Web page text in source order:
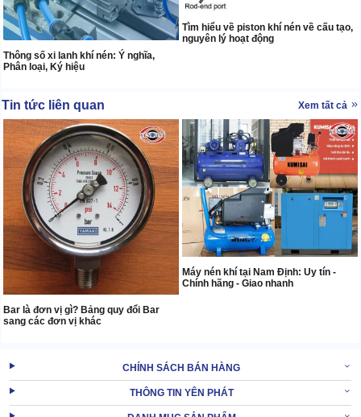
Thông số xi lanh khí nén: Ý nghĩa,
Phân loại, Ký hiệu
Tìm hiểu về piston khí nén về cấu tạo,
nguyên lý hoạt động
Tin tức liên quan Xem tất cả
Bar là đơn vị gì? Bảng quy đổi Bar
sang các đơn vị khác
Máy nén khí tại Nam Định: Uy tín -
Chính hãng - Giao nhanh
CHÍNH SÁCH BÁN HÀNG
THÔNG TIN YÊN PHÁT